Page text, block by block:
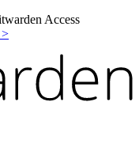
Access